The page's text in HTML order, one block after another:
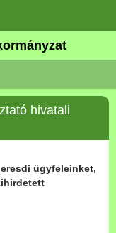
hivatali
ügyfeleinket,